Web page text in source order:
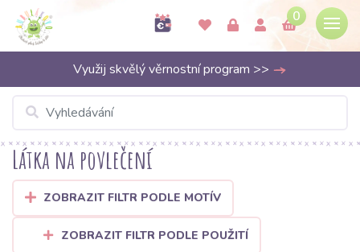
0
Využij skvělý věrnostní program >>
Látka na povlečení
ZOBRAZIT FILTR PODLE MOTÍV
ZOBRAZIT FILTR PODLE POUŽITÍ